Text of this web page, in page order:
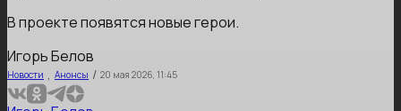
В проекте появятся новые герои.
Игорь Белов
Новости , Анонсы / 20 мая 2026, 11:45